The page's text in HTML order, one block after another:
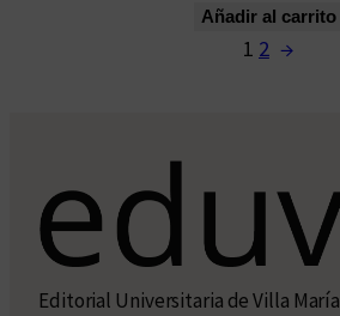
Añadir al carrito
1 2 →
Editorial Universitaria de Villa María